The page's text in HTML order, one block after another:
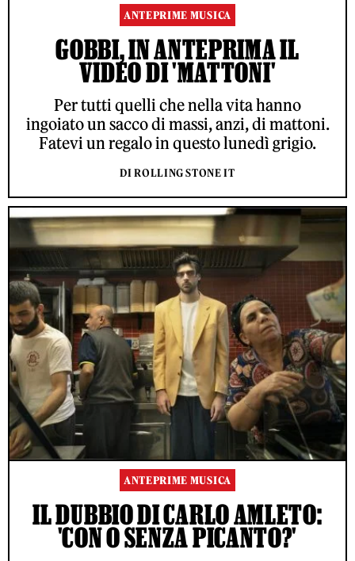
ANTEPRIME MUSICA
GOBBI, IN ANTEPRIMA IL
VIDEO DI 'MATTONI'
Per tutti quelli che nella vita hanno
ingoiato un sacco di massi, anzi, di mattoni.
Fatevi un regalo in questo lunedì grigio.
DI ROLLING STONE IT
ANTEPRIME MUSICA
IL DUBBIO DI CARLO AMLETO:
'CON O SENZA PICANTO?'